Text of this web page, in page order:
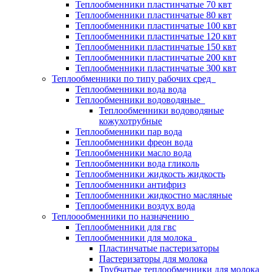
Теплообменники пластинчатые 70 квт
Теплообменники пластинчатые 80 квт
Теплообменники пластинчатые 100 квт
Теплообменники пластинчатые 120 квт
Теплообменники пластинчатые 150 квт
Теплообменники пластинчатые 200 квт
Теплообменники пластинчатые 300 квт
Теплообменники по типу рабочих сред
Теплообменники вода вода
Теплообменники водоводяные
Теплообменники водоводяные
кожухотрубные
Теплообменники пар вода
Теплообменники фреон вода
Теплообменники масло вода
Теплообменники вода гликоль
Теплообменники жидкость жидкость
Теплообменники антифриз
Теплообменники жидкостно масляные
Теплообменники воздух вода
Теплоообменники по назначению
Теплообменники для гвс
Теплообменники для молока
Пластинчатые пастеризаторы
Пастеризаторы для молока
Трубчатые теплообменники для молока